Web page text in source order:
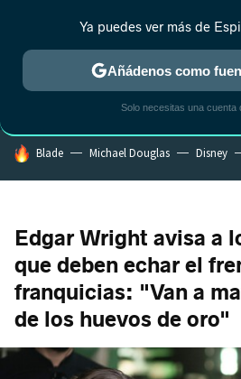
ESTRENOS REALITY
HOY SE HABLA DE
Blade Michael Douglas Disney
Edgar Wright avisa a
que deben echar el
franquicias: "Van a
de los huevos de oro"
Ya puedes ver más de
Añádenos como
Solo necesitas una cuenta